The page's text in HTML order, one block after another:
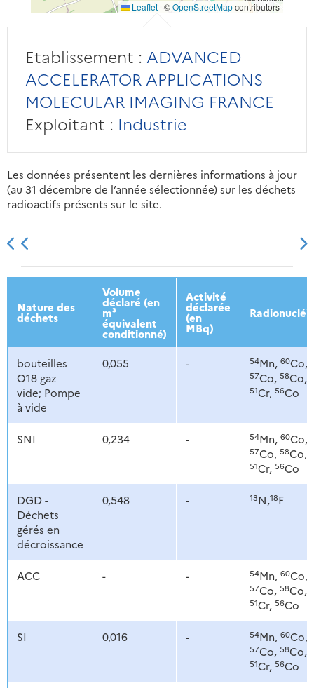
Leaflet | ©OpenStreetMapcontributors
Etablissement : ADVANCED
ACCELERATOR APPLICATIONS
MOLECULAR IMAGING FRANCE
Exploitant : Industrie
Les données présentent les dernières informations à jour
(au 31 décembre de l’année sélectionnée) sur les déchets
radioactifs présents sur le site.
2013 2014 2015 2016
Nature des
déchets
Volume
déclaré (en
m³
équivalent
conditionné)
Activité
déclarée
(en
MBq)
bouteilles
O18 gaz
vide; Pompe
à vide
0,055 - 54Mn, 60Co,
57Co, 58Co,
51Cr, 56Co
SNI 0,234 - 54Mn, 60Co,
57Co, 58Co,
51Cr, 56Co
DGD -
Déchets
gérés en
décroissance
0,548 - 13N,18F
ACC - - 54Mn, 60Co,
57Co, 58Co,
51Cr, 56Co
SI 0,016 - 54Mn, 60Co,
57Co, 58Co,
51Cr, 56Co